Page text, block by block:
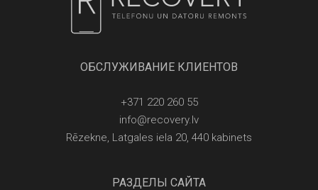
ОБСЛУЖИВАНИЕ КЛИЕНТОВ
+371 220 260 55
info@recovery.lv
Rēzekne, Latgales iela 20, 440 kabinets
РАЗДЕЛЫ САЙТА